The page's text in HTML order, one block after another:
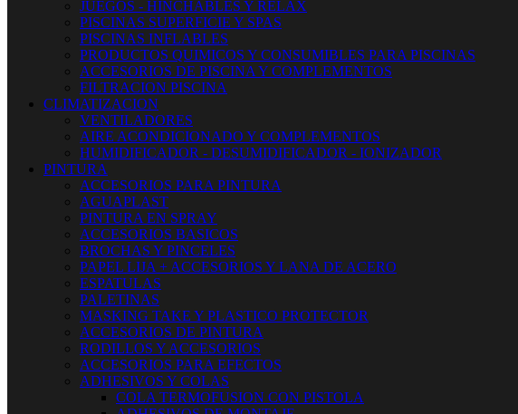
JUEGOS - HINCHABLES Y RELAX
PISCINAS SUPERFICIE Y SPAS
PISCINAS INFLABLES
PRODUCTOS QUIMICOS Y CONSUMIBLES PARA PISCINAS
ACCESORIOS DE PISCINA Y COMPLEMENTOS
FILTRACION PISCINA
CLIMATIZACION
VENTILADORES
AIRE ACONDICIONADO Y COMPLEMENTOS
HUMIDIFICADOR - DESUMIDIFICADOR - IONIZADOR
PINTURA
ACCESORIOS PARA PINTURA
AGUAPLAST
PINTURA EN SPRAY
ACCESORIOS BASICOS
BROCHAS Y PINCELES
PAPEL LIJA + ACCESORIOS Y LANA DE ACERO
ESPATULAS
PALETINAS
MASKING TAKE Y PLASTICO PROTECTOR
ACCESORIOS DE PINTURA
RODILLOS Y ACCESORIOS
ACCESORIOS PARA EFECTOS
ADHESIVOS Y COLAS
COLA TERMOFUSION CON PISTOLA